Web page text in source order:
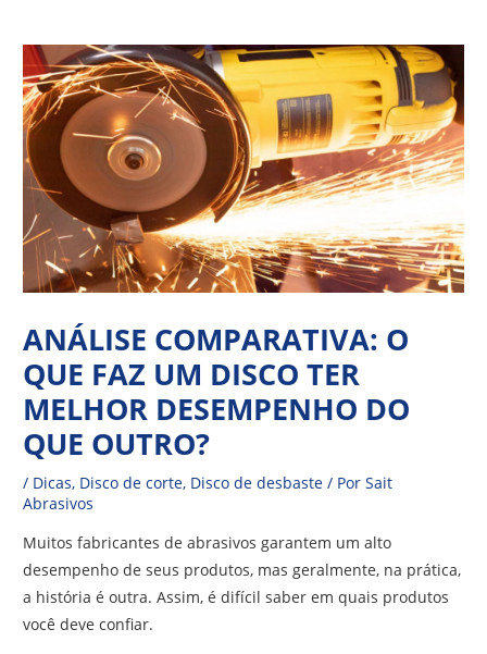
para
conteúdo
ANÁLISE COMPARATIVA: O
QUE FAZ UM DISCO TER
MELHOR DESEMPENHO DO
QUE OUTRO?
/ Dicas, Disco de corte, Disco de desbaste / PorSait
Abrasivos
Muitos fabricantes de abrasivos garantem um alto
desempenho de seus produtos, mas geralmente, na prática,
a história é outra. Assim, é difícil saber em quais produtos
você deve confiar.
de
Post